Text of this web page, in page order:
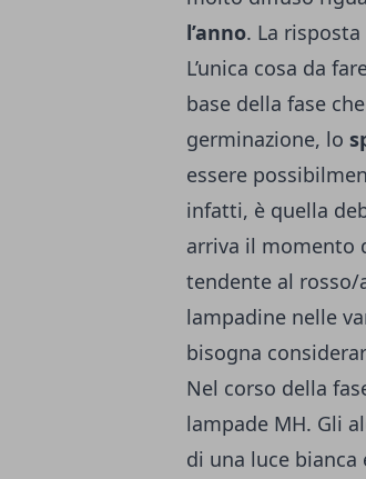
l’anno. La
L’unica cosa da
base della fase
germinazione, lo
essere
infatti, è quella
arriva il momento
tendente al rosso/
lampadine nelle
bisogna
Nel corso della
lampade MH. Gli
di una luce bianca